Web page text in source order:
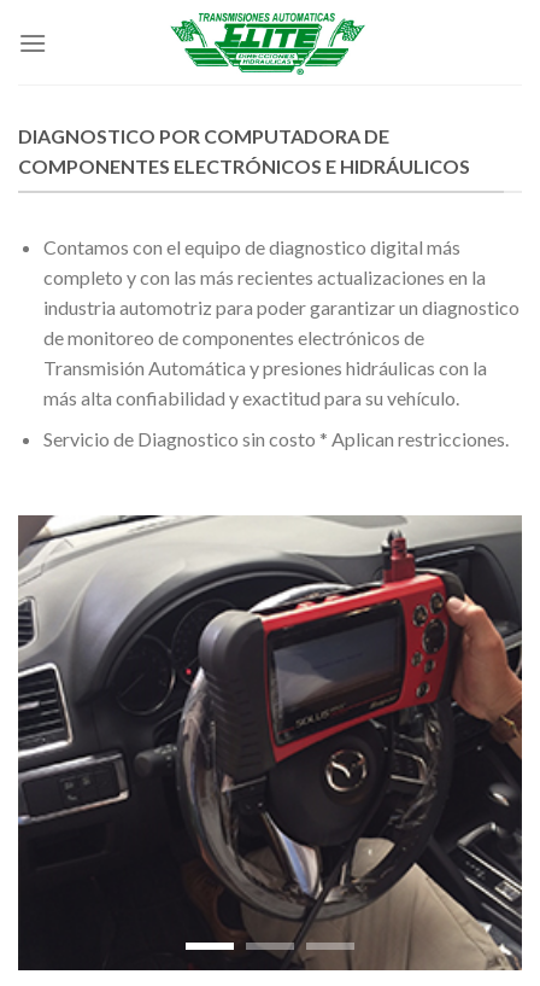
DIAGNOSTICO POR COMPUTADORA DE
COMPONENTES ELECTRÓNICOS E HIDRÁULICOS
Contamos con el equipo de diagnostico digital más
completo y con las más recientes actualizaciones en la
industria automotriz para poder garantizar un diagnostico
de monitoreo de componentes electrónicos de
Transmisión Automática y presiones hidráulicas con la
más alta confiabilidad y exactitud para su vehículo.
Servicio de Diagnostico sin costo * Aplican restricciones.